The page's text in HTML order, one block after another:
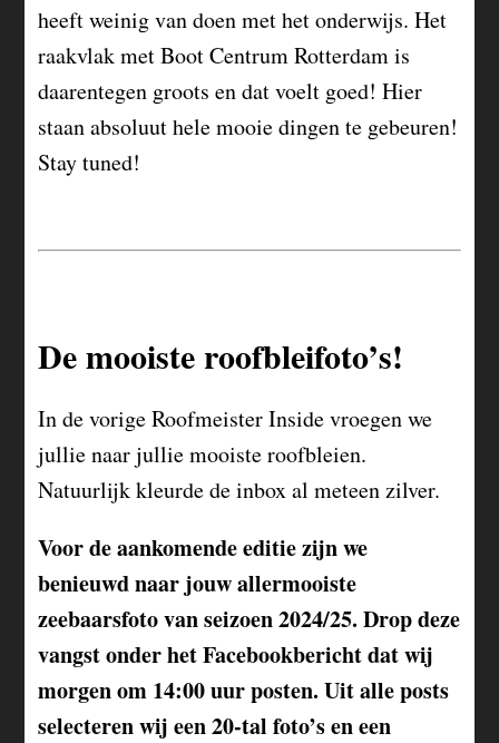
heeft weinig van doen met het onderwijs. Het
raakvlak met Boot Centrum Rotterdam is
daarentegen groots en dat voelt goed! Hier
staan absoluut hele mooie dingen te gebeuren!
Stay tuned!
De mooiste roofbleifoto’s!
In de vorige Roofmeister Inside vroegen we
jullie naar jullie mooiste roofbleien.
Natuurlijk kleurde de inbox al meteen zilver.
Voor de aankomende editie zijn we
benieuwd naar jouw allermooiste
zeebaarsfoto van seizoen 2024/25. Drop deze
vangst onder het Facebookbericht dat wij
morgen om 14:00 uur posten. Uit alle posts
selecteren wij een 20-tal foto’s en een